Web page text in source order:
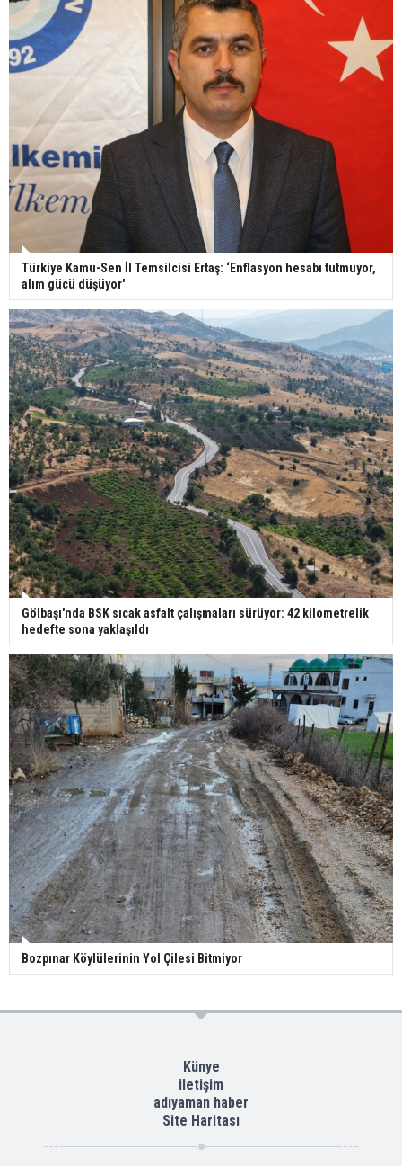
Türkiye Kamu-Sen İl Temsilcisi Ertaş: ‘Enflasyon hesabı tutmuyor,
alım gücü düşüyor'
Gölbaşı'nda BSK sıcak asfalt çalışmaları sürüyor: 42 kilometrelik
hedefte sona yaklaşıldı
Bozpınar Köylülerinin Yol Çilesi Bitmiyor
Künye
iletişim
adıyaman haber
Site Haritası